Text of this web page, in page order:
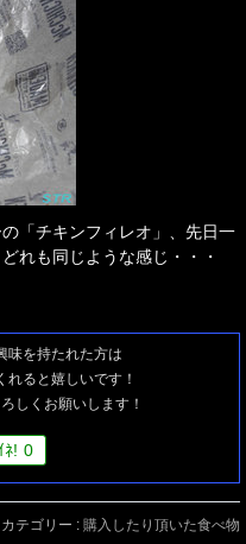
「チキンフィレオ」、先日一
れも同じような感じ・・・
味を持たれた方は
ると嬉しいです！
しくお願いします！
ﾈ! 0
カテゴリー : 購入したり頂いた食べ物